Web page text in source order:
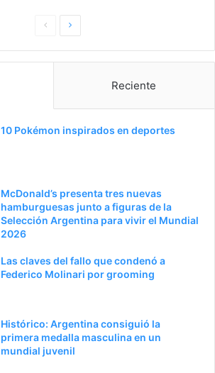
g
e
r
o
g
p
á
i
Reciente
10 Pokémon inspirados en deportes
McDonald’s presenta tres nuevas
hamburguesas junto a figuras de la
Selección Argentina para vivir el Mundial
2026
Las claves del fallo que condenó a
Federico Molinari por grooming
Histórico: Argentina consiguió la
primera medalla masculina en un
mundial juvenil